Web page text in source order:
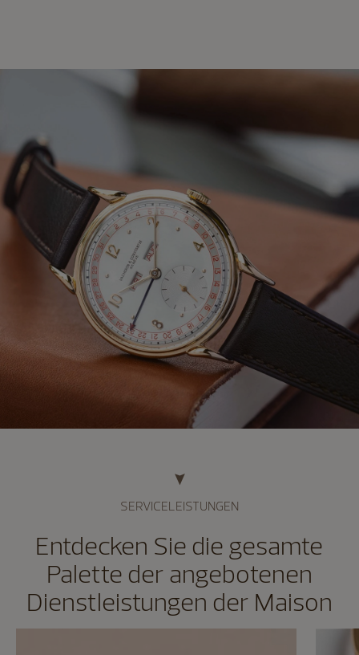
SERVICELEISTUNGEN
Entdecken Sie die gesamte
Palette der angebotenen
Dienstleistungen der Maison